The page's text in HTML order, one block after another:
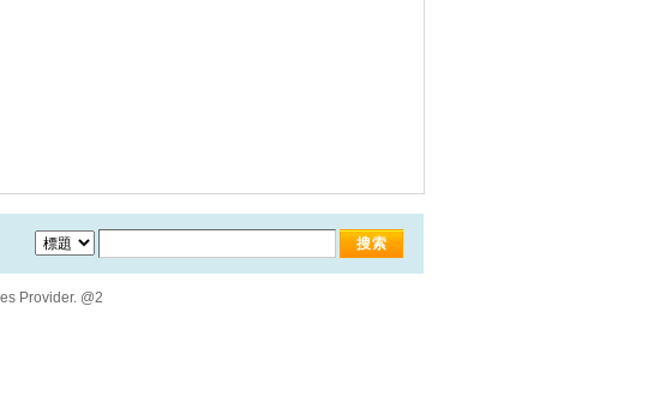
Provider. @2